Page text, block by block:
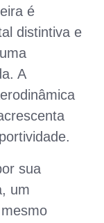
é
distintiva e
A
sua
um